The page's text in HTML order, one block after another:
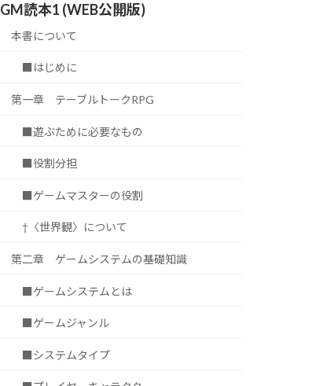
GM読本1 (WEB公開版)
本書について
■はじめに
第一章 テーブルトークRPG
■遊ぶために必要なもの
■役割分担
■ゲームマスターの役割
†〈世界観〉について
第二章 ゲームシステムの基礎知識
■ゲームシステムとは
■ゲームジャンル
■システムタイプ